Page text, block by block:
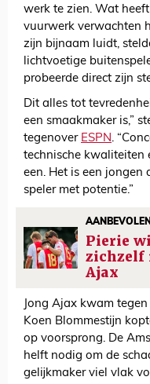
werk te zien. Wat
vuurwerk verwachten
zijn bijnaam luidt,
lichtvoetige
probeerde direct zijn
Dit alles tot
een smaakmaker is,”
tegenover ESPN.
technische kwaliteiten
een. Het is een jongen
speler met potentie.”
AANBEVOLEN
Pierie
zichzelf
Ajax
Jong Ajax kwam
Koen Blommestijn
op voorsprong. De
helft nodig om de
gelijkmaker viel vlak